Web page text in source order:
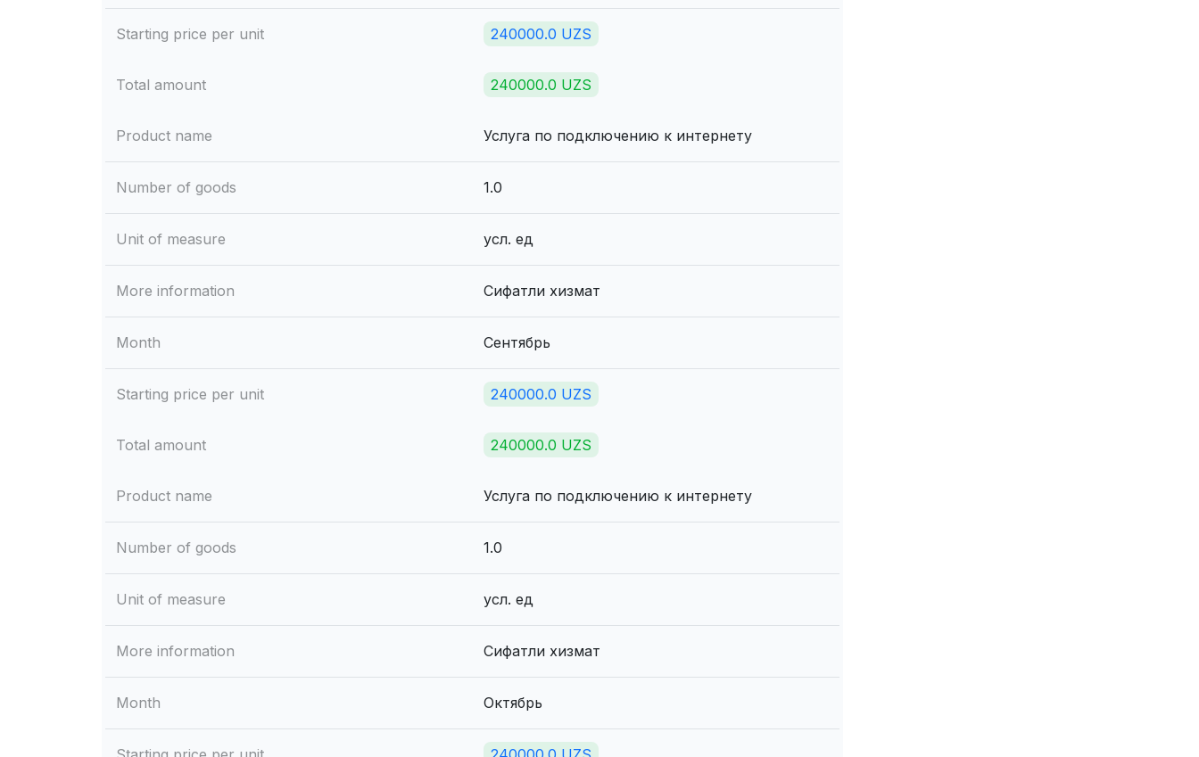
Starting price per unit 240000.0 UZS
Total amount 240000.0 UZS
Product name Услуга по подключению к интернету
Number of goods 1.0
Unit of measure усл. ед
More information Сифатли хизмат
Month Сентябрь
Starting price per unit 240000.0 UZS
Total amount 240000.0 UZS
Product name Услуга по подключению к интернету
Number of goods 1.0
Unit of measure усл. ед
More information Сифатли хизмат
Month Октябрь